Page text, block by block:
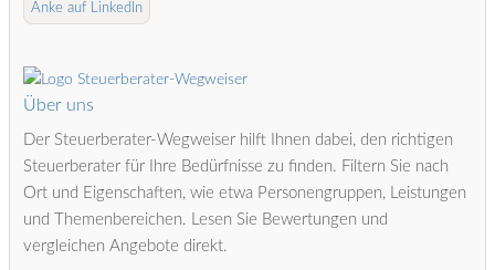
Anke auf LinkedIn
Über uns
Der Steuerberater-Wegweiser hilft Ihnen dabei, den richtigen
Steuerberater für Ihre Bedürfnisse zu finden. Filtern Sie nach
Ort und Eigenschaften, wie etwa Personengruppen, Leistungen
und Themenbereichen. Lesen Sie Bewertungen und
vergleichen Angebote direkt.